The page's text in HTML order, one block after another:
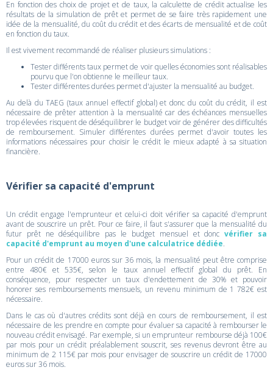
En fonction des choix de projet et de taux, la calculette de crédit actualise les
résultats de la simulation de prêt et permet de se faire très rapidement une
idée de la mensualité, du coût du crédit et des écarts de mensualité et de coût
en fonction du taux.
Il est vivement recommandé de réaliser plusieurs simulations :
Tester différents taux permet de voir quelles économies sont réalisables
pourvu que l'on obtienne le meilleur taux.
Tester différentes durées permet d'ajuster la mensualité au budget.
Au delà du TAEG (taux annuel effectif global) et donc du coût du crédit, il est
nécessaire de prêter attention à la mensualité car des échéances mensuelles
trop élevées risquent de déséquilibrer le budget voir de générer des difficultés
de remboursement. Simuler différentes durées permet d'avoir toutes les
informations nécessaires pour choisir le crédit le mieux adapté à sa situation
financière.
Vérifier sa capacité d'emprunt
Un crédit engage l'emprunteur et celui-ci doit vérifier sa capacité d'emprunt
avant de souscrire un prêt. Pour ce faire, il faut s'assurer que la mensualité du
futur prêt ne déséquilibre pas le budget mensuel et doncvérifier sa
capacité d'emprunt au moyen d'une calculatrice dédiée.
Pour un crédit de 17000 euros sur 36 mois, la mensualité peut être comprise
entre 480€ et 535€, selon le taux annuel effectif global du prêt. En
conséquence, pour respecter un taux d'endettement de 30% et pouvoir
honorer ses remboursements mensuels, un revenu minimum de 1 782€ est
nécessaire.
Dans le cas où d'autres crédits sont déjà en cours de remboursement, il est
nécessaire de les prendre en compte pour évaluer sa capacité à rembourser le
nouveau crédit envisagé. Par exemple, si un emprunteur rembourse déjà 100€
par mois pour un crédit préalablement souscrit, ses revenus devront être au
minimum de 2 115€ par mois pour envisager de souscrire un crédit de 17000
euros sur 36 mois.